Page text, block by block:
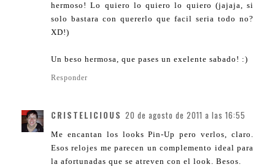
hermoso! Lo quiero lo quiero lo quiero (jajaja, si
solo bastara con quererlo que facil seria todo no?
XD!)
Un beso hermosa, que pases un exelente sabado! :)
Responder
CRISTELICIOUS 20 de agosto de 2011 a las 16:55
Me encantan los looks Pin-Up pero verlos, claro.
Esos relojes me parecen un complemento ideal para
la afortunadas que se atreven con el look. Besos.